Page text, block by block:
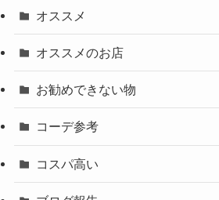
オススメ
オススメのお店
お勧めできない物
コーデ参考
コスパ高い